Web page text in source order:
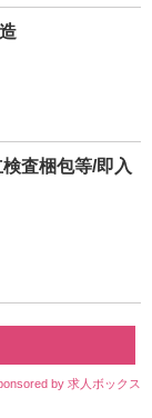
査梱包等/即入
by 求人ボックス